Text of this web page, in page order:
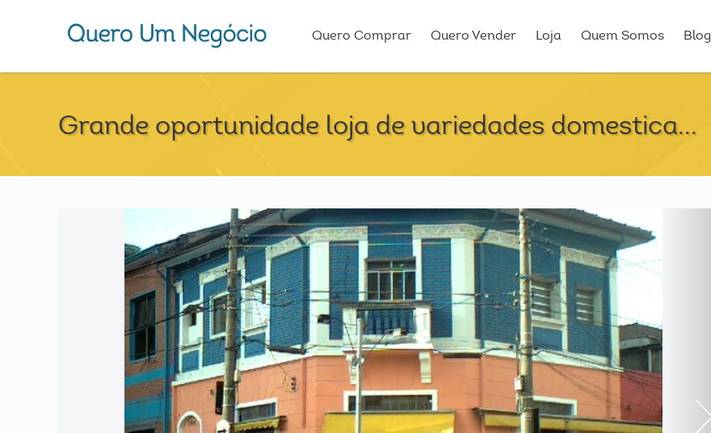
Quero Comprar Quero Vender Loja Quem Somos Blog
Grande oportunidade loja de variedades domestica...
Next